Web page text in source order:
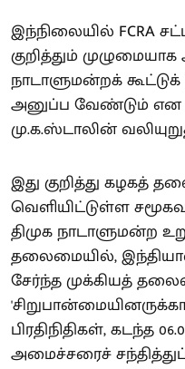
இந்நிலையில் FCRA
குறித்தும்
நாடாளுமன்றக்
அனுப்ப வேண்டும் என
மு.க.ஸ்டாலின்
இது குறித்து கழகத்
வெளியிட்டுள்ள
திமுக நாடாளுமன்ற
தலைமையில்,
சேர்ந்த முக்கியத்
பிரதிநிதிகள், கடந்த
அமைச்சரைச்